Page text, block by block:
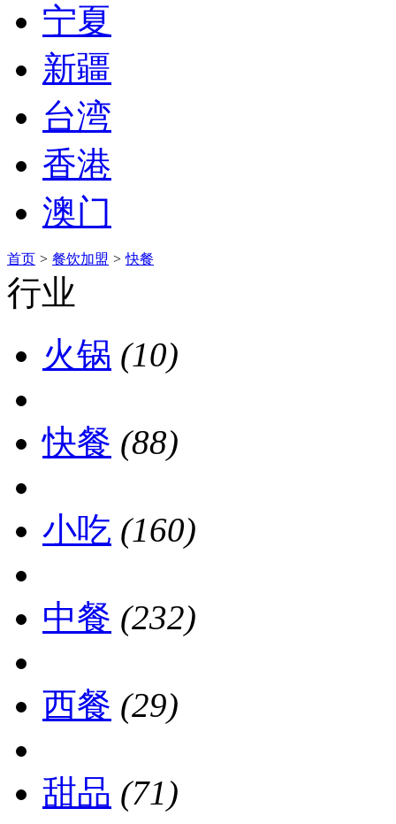
宁夏
新疆
台湾
香港
澳门
首页 > 餐饮加盟 > 快餐
行业
火锅 (10)
快餐 (88)
小吃 (160)
中餐 (232)
西餐 (29)
甜品 (71)